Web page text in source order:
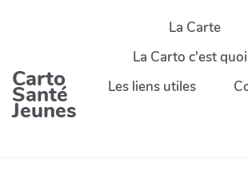
Carto
Santé
Jeunes
La Carte
La Carto c'est
Les liens utiles